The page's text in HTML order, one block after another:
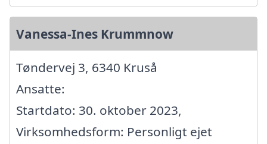
Vanessa-Ines Krummnow
Tøndervej 3, 6340 Kruså
Ansatte:
Startdato: 30. oktober 2023,
Virksomhedsform: Personligt ejet